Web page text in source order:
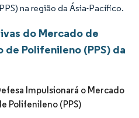
na região da Ásia-Pacífico.
do Mercado de
Polifenileno (PPS) da
Impulsionará o Mercado
Polifenileno (PPS)